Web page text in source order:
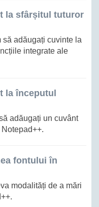
la sfârșitul tuturor
să adăugați cuvinte la
integrate ale
la începutul
adăugați un cuvânt
fontului în
modalități de a mări